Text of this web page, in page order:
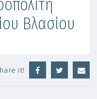
Βλασίου
it!